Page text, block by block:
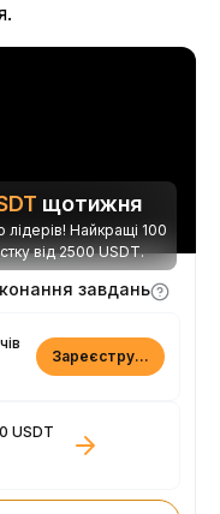
щотижня
Найкращі 100
від 2500 USDT.
завдань
Зареєструватися
USDT